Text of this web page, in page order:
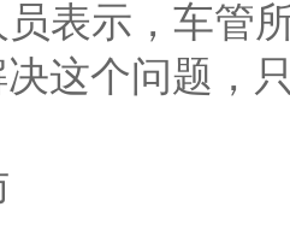
表示，车管
这个问题，